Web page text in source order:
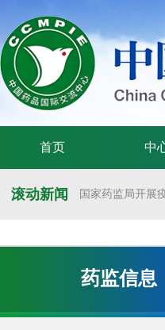
首页 中
滚动新闻 国家药监局开展
国家药监局药审
国家药监局药审
国家药监局 国家
药监信息